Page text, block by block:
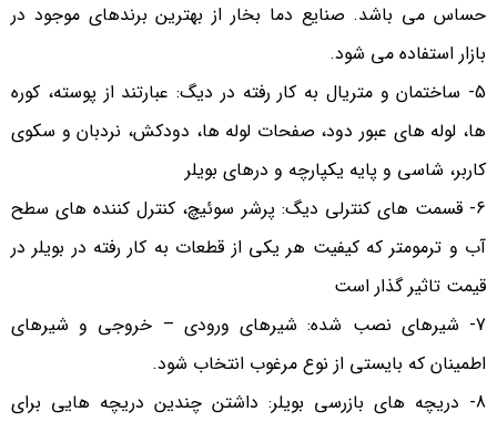
حساس می باشد. صنایع دما بخار از بهترین برندهای موجود در
بازار استفاده می شود.
5- ساختمان و متریال به کار رفته در دیگ: عبارتند از پوسته، کوره
ها، لوله های عبور دود، صفحات لوله ها، دودکش، نردبان و سکوی
کاربر، شاسی و پایه یکپارچه و درهای بویلر
6- قسمت های کنترلی دیگ: پرشر سوئیچ، کنترل کننده های سطح
آب و ترمومتر که کیفیت هر یکی از قطعات به کار رفته در بویلر در
قیمت تاثیر گذار است
7- شیرهای نصب شده: شیرهای ورودی – خروجی و شیرهای
اطمینان که بایستی از نوع مرغوب انتخاب شود.
8- دریچه های بازرسی بویلر: داشتن چندین دریچه هایی برای